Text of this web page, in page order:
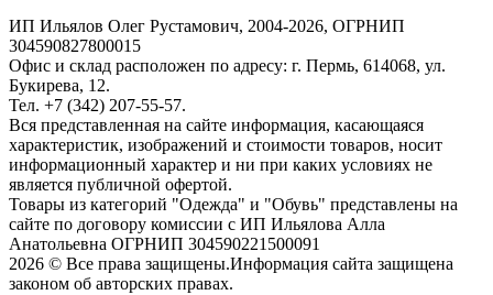
ИП Ильялов Олег Рустамович, 2004-2026, ОГРНИП
304590827800015
Офис и склад расположен по адресу: г. Пермь, 614068, ул.
Букирева, 12.
Тел. +7 (342) 207-55-57.
Вся представленная на сайте информация, касающаяся
характеристик, изображений и стоимости товаров, носит
информационный характер и ни при каких условиях не
является публичной офертой.
Товары из категорий "Одежда" и "Обувь" представлены на
сайте по договору комиссии с ИП Ильялова Алла
Анатольевна ОГРНИП 304590221500091
2026 © Все права защищены.Информация сайта защищена
законом об авторских правах.